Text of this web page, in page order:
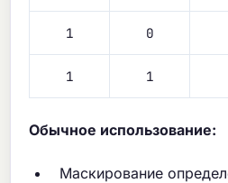
1 0
1 1
Обычное использование:
Маскирование